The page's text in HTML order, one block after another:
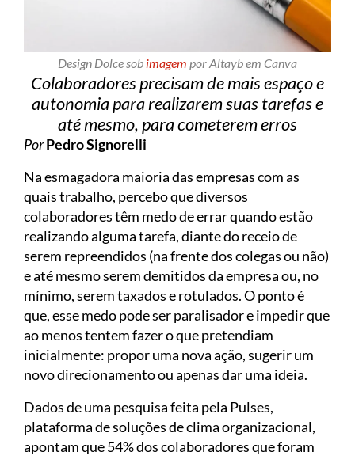
Design Dolce sob imagem por Altayb em Canva
Colaboradores precisam de mais espaço e
autonomia para realizarem suas tarefas e
até mesmo, para cometerem erros
PorPedro Signorelli
Na esmagadora maioria das empresas com as
quais trabalho, percebo que diversos
colaboradores têm medo de errar quando estão
realizando alguma tarefa, diante do receio de
serem repreendidos (na frente dos colegas ou não)
e até mesmo serem demitidos da empresa ou, no
mínimo, serem taxados e rotulados. O ponto é
que, esse medo pode ser paralisador e impedir que
ao menos tentem fazer o que pretendiam
inicialmente: propor uma nova ação, sugerir um
novo direcionamento ou apenas dar uma ideia.
Dados de uma pesquisa feita pela Pulses,
plataforma de soluções de clima organizacional,
apontam que 54% dos colaboradores que foram